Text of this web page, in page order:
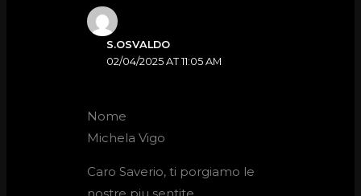
S.OSVALDO
02/04/2025 AT 11:05 AM
Nome
Michela Vigo
Caro Saverio, ti porgiamo le